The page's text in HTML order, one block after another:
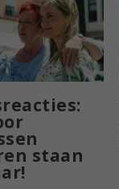
staan